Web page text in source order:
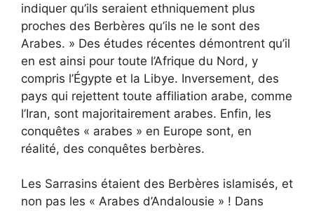
indiquer qu’ils seraient ethniquement plus
proches des Berbères qu’ils ne le sont des
Arabes. » Des études récentes démontrent qu’il
en est ainsi pour toute l’Afrique du Nord, y
compris l’Égypte et la Libye. Inversement, des
pays qui rejettent toute affiliation arabe, comme
l’Iran, sont majoritairement arabes. Enfin, les
conquêtes « arabes » en Europe sont, en
réalité, des conquêtes berbères.
Les Sarrasins étaient des Berbères islamisés, et
non pas les « Arabes d’Andalousie » ! Dans